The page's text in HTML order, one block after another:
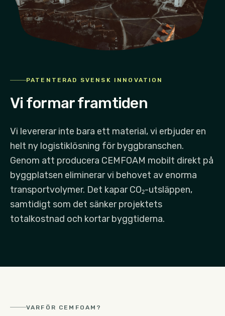
PATENTERAD SVENSK INNOVATION
Vi formar framtiden
Vi levererar inte bara ett material, vi erbjuder en
helt ny logistiklösning för byggbranschen.
Genom att producera CEMFOAM mobilt direkt på
byggplatsen eliminerar vi behovet av enorma
transportvolymer. Det kapar CO₂-utsläppen,
samtidigt som det sänker projektets
totalkostnad och kortar byggtiderna.
VARFÖR CEMFOAM?